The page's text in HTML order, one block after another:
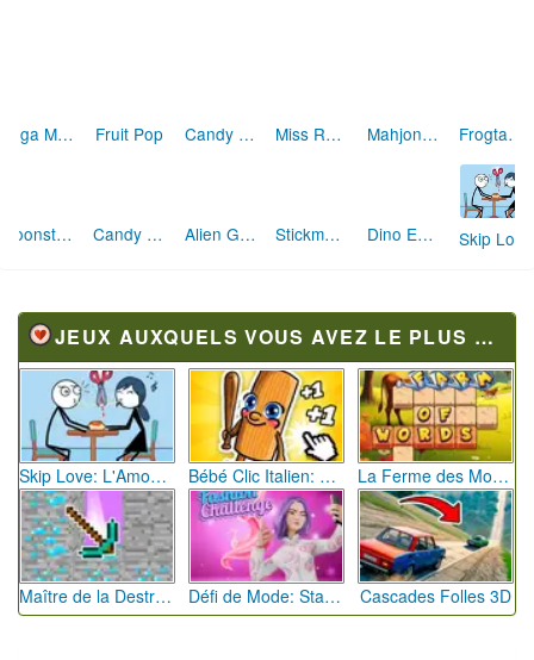
Vega Mix Sea Adventures Fruit Pop Candy Land Puzzle Match 3 Miss Robins Home Design Mahjong Earth Frogtastic Marble Adventure
Moonstone Alchemist Candy Shuffle Alien Gems Stickman Jewel Match 3 Master Dino Egg Shooter
JEUX AUXQUELS VOUS AVEZ LE PLUS JOUÉ
Skip Love: L'Amour en Péril Bébé Clic Italien: La Folie des Petits Bambins La Ferme des Mots - Cultivez votre Vocabulaire
Maître de la Destruction: Fusion de Pioches Défi de Mode: Star du Podium Cascades Folles 3D